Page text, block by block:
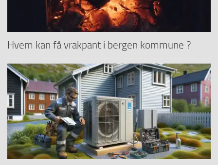
Hvem kan få vrakpant i bergen kommune ?